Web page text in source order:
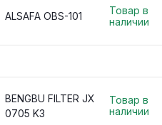
ALSAFA OBS-101
Товар в
наличии
BENGBU FILTER JX
0705 K3
Товар в
наличии